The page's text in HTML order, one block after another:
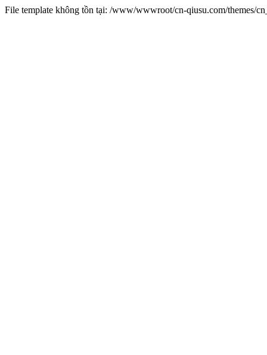
File template không tồn tại: /www/wwwroot/cn-qiusu.com/themes/